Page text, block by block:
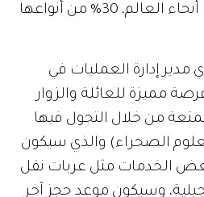
4000 حيوان من مختلف أنحاء العالم، 30% من أنواعها
إدارة العمليات في
مميزة للعائلة والزوار
من خلال التجول فيها
الصحراء) والذي سيكون
بعض الخدمات مثل عربات نقل
وسيكون موعد حجز آخر